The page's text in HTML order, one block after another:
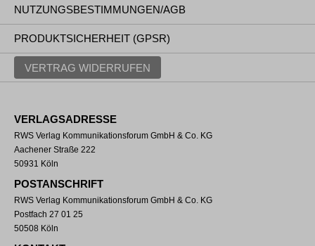
NUTZUNGSBESTIMMUNGEN/AGB
PRODUKTSICHERHEIT (GPSR)
VERTRAG WIDERRUFEN
VERLAGSADRESSE
RWS Verlag Kommunikationsforum GmbH & Co. KG
Aachener Straße 222
50931 Köln
POSTANSCHRIFT
RWS Verlag Kommunikationsforum GmbH & Co. KG
Postfach 27 01 25
50508 Köln